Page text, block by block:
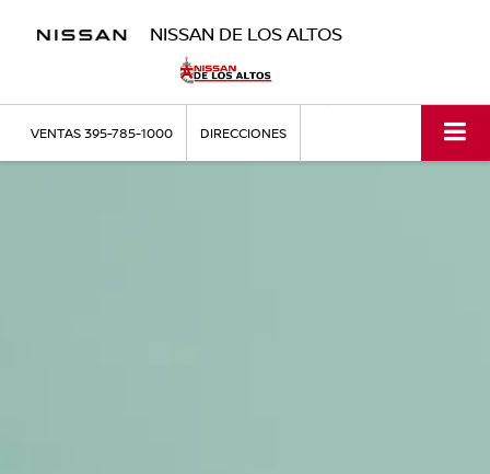
NISSAN DE LOS ALTOS
VENTAS395-785-1000 DIRECCIONES